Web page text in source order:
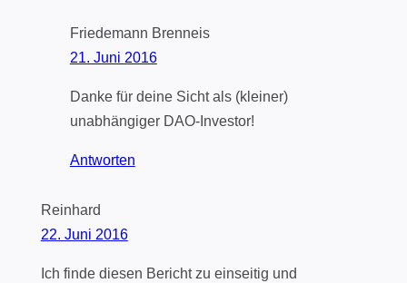
Friedemann Brenneis
21. Juni 2016
Danke für deine Sicht als (kleiner)
unabhängiger DAO-Investor!
Antworten
Reinhard
22. Juni 2016
Ich finde diesen Bericht zu einseitig und